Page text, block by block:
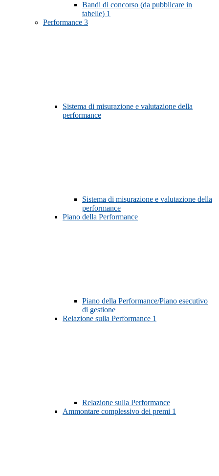
Bandi di concorso (da pubblicare in
tabelle) 1
Performance 3
Sistema di misurazione e valutazione della
performance
Sistema di misurazione e valutazione della
performance
Piano della Performance
Piano della Performance/Piano esecutivo
di gestione
Relazione sulla Performance 1
Relazione sulla Performance
Ammontare complessivo dei premi 1